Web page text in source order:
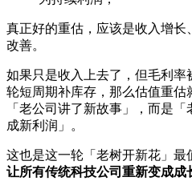
真正好的重估，应该是收入增
改善。
如果只是收入上去了，但毛利
轮短周期补库存，那么估值重
「老公司讲了新故事」，而是
成新利润」。
这也是这一轮「老树开新花」最
让所有传统科技公司重新变成